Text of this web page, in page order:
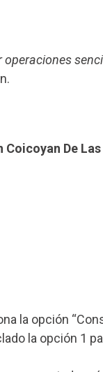
Coicoyan De
la opción
la opción 1